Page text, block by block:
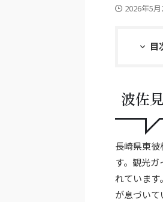
2026年5
目
波佐
長崎県東
す。観光
れています
が息づいて